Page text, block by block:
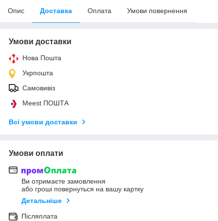
Опис Доставка Оплата Умови повернення
Умови доставки
Нова Пошта
Укрпошта
Самовивіз
Meest ПОШТА
Всі умови доставки
Умови оплати
Ви отримаєте замовлення
або гроші повернуться на вашу картку
Детальніше
Післяплата